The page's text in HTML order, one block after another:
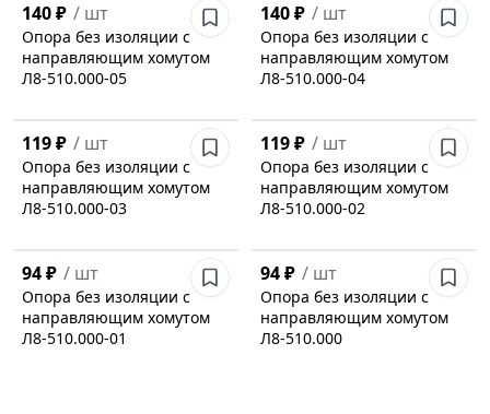
140 ₽ / шт
Опора без изоляции с
направляющим хомутом
Л8-510.000-05
140 ₽ / шт
Опора без изоляции с
направляющим хомутом
Л8-510.000-04
119 ₽ / шт
Опора без изоляции с
направляющим хомутом
Л8-510.000-03
119 ₽ / шт
Опора без изоляции с
направляющим хомутом
Л8-510.000-02
94 ₽ / шт
Опора без изоляции с
направляющим хомутом
Л8-510.000-01
94 ₽ / шт
Опора без изоляции с
направляющим хомутом
Л8-510.000